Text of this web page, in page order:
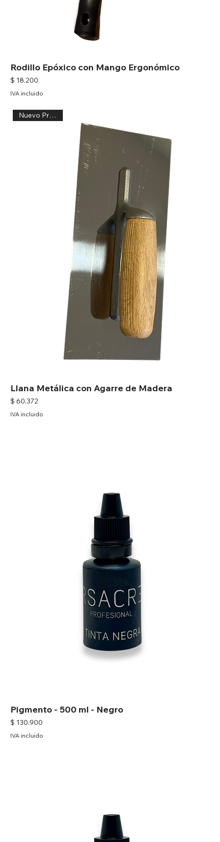
Rodillo Epóxico con Mango Ergonómico
Precio
$ 18.200
IVA incluido
Nuevo Producto
Llana Metálica con Agarre de Madera
Precio
$ 60.372
IVA incluido
Pigmento - 500 ml - Negro
Precio
$ 130.900
IVA incluido